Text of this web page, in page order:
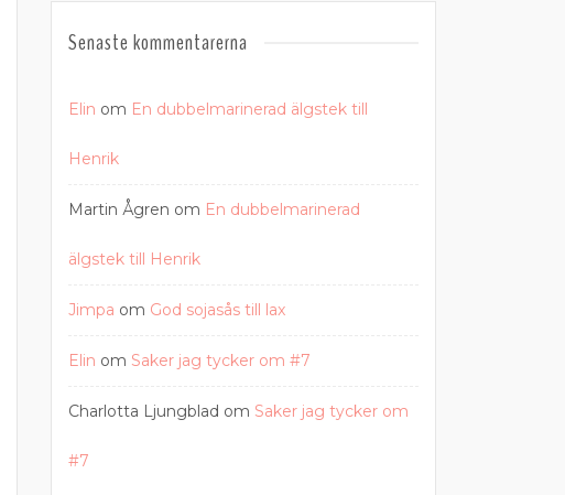
Senaste kommentarerna
Elin om En dubbelmarinerad älgstek till
Henrik
Martin Ågren om En dubbelmarinerad
älgstek till Henrik
Jimpa om God sojasås till lax
Elin om Saker jag tycker om #7
Charlotta Ljungblad om Saker jag tycker om
#7